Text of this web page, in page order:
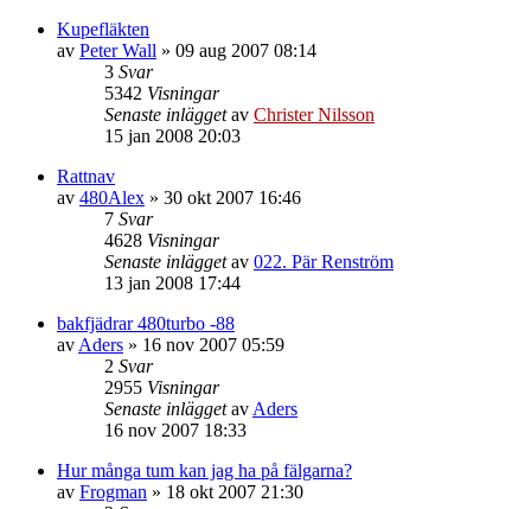
Kupefläkten
av Peter Wall » 09 aug 2007 08:14
3 Svar
5342 Visningar
Senaste inläggetav Christer Nilsson
15 jan 2008 20:03
Rattnav
av 480Alex » 30 okt 2007 16:46
7 Svar
4628 Visningar
Senaste inläggetav 022. Pär Renström
13 jan 2008 17:44
bakfjädrar 480turbo -88
av Aders » 16 nov 2007 05:59
2 Svar
2955 Visningar
Senaste inläggetav Aders
16 nov 2007 18:33
Hur många tum kan jag ha på fälgarna?
av Frogman » 18 okt 2007 21:30